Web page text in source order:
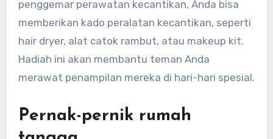
penggemar perawatan kecantikan, Anda bisa
memberikan kado peralatan kecantikan, seperti
hair dryer, alat catok rambut, atau makeup kit.
Hadiah ini akan membantu teman Anda
merawat penampilan mereka di hari-hari spesial.
Pernak-pernik rumah